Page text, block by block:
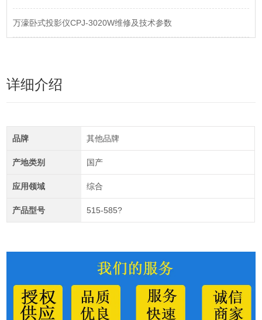
万濠卧式投影仪CPJ-3020W维修及技术参数
详细介绍
品牌 其他品牌
产地类别 国产
应用领域 综合
产品型号 515-585?